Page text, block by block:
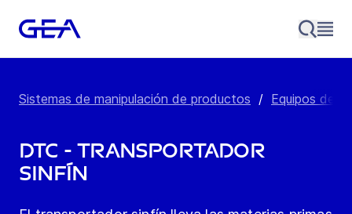
Sistemas de manipulación de productos / Equipos de
DTC - Transportador
sinfín